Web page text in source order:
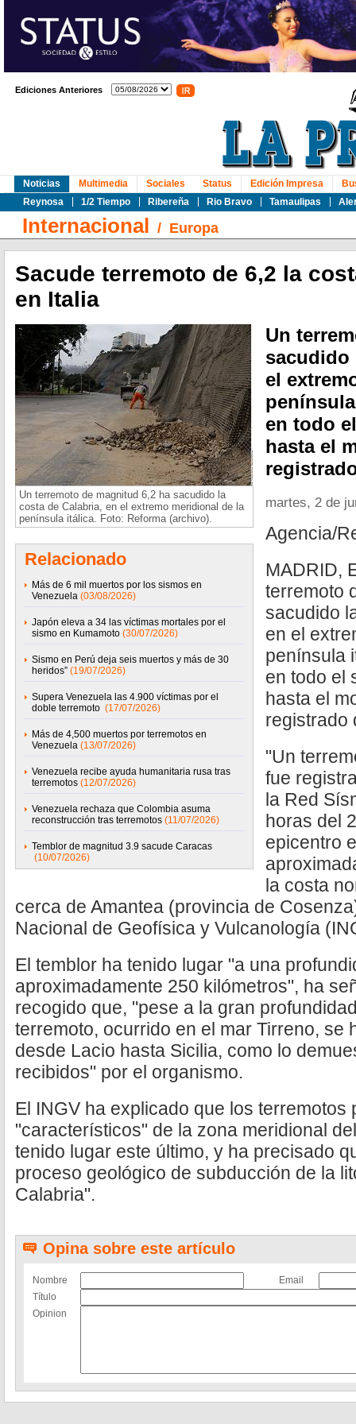
Ediciones Anteriores
Noticias
Reynosa
1/2 Tiempo Ribereña Rio Bravo Tamaulipas
Multimedia Sociales Status Edición Impresa
Internacional / Europa
Sacude terremoto de 6,2 la
en Italia
Un terremoto de magnitud 6,2 ha sacudido la
costa de Calabria, en el extremo meridional de la
península itálica. Foto: Reforma (archivo).
Relacionado
Más de 6 mil muertos por los sismos en
Venezuela (03/08/2026)
Japón eleva a 34 las víctimas mortales por el
sismo en Kumamoto (30/07/2026)
Sismo en Perú deja seis muertos y más de 30
heridos” (19/07/2026)
Supera Venezuela las 4.900 víctimas por el
doble terremoto (17/07/2026)
Más de 4,500 muertos por terremotos en
Venezuela (13/07/2026)
Venezuela recibe ayuda humanitaria rusa tras
terremotos (12/07/2026)
Venezuela rechaza que Colombia asuma
reconstrucción tras terremotos (11/07/2026)
Temblor de magnitud 3.9 sacude Caracas
(10/07/2026)
Un
sacudido
el
en todo
hasta el
martes, 2 de
Agencia/
MADRID,
terremoto
sacudido
en el
península
en todo el
hasta el
registrado
"Un
fue
la Red
horas del
epicentro
la costa
cerca de Amantea (provincia de
Nacional de Geofísica y Vulcanología
El temblor ha tenido lugar "a una
aproximadamente 250 kilómetros", ha
recogido que, "pese a la gran
terremoto, ocurrido en el mar Tirreno, se
desde Lacio hasta Sicilia, como lo
recibidos" por el organismo.
El INGV ha explicado que los terremotos
"característicos" de la zona meridional
tenido lugar este último, y ha precisado
proceso geológico de subducción de la
Calabria".
Opina sobre este artículo
Nombre
Email
Título
Opinion